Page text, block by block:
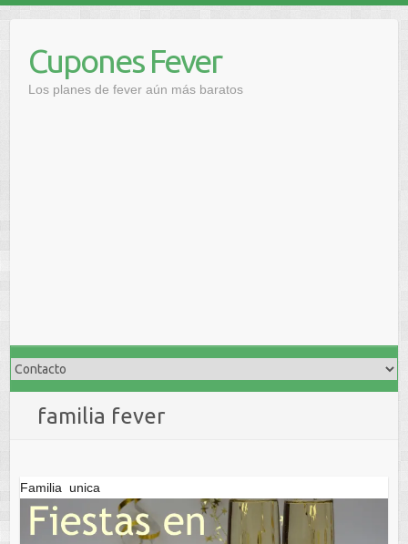
contenidoCupones Fever
Los planes de fever aún más baratos
familia fever
Familia unica